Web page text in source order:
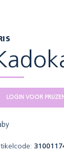
LOGIN VOOR PRIJZEN